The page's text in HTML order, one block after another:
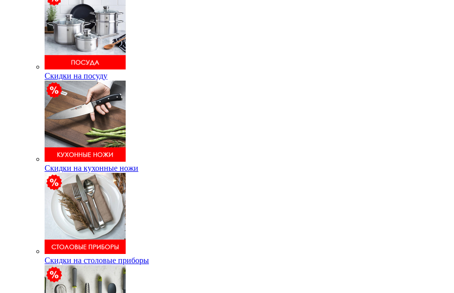
Скидки на посуду
Скидки на кухонные ножи
Скидки на столовые приборы